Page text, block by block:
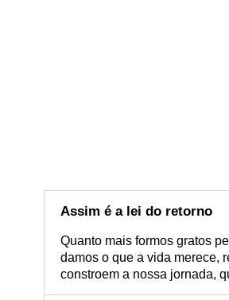
Assim é a lei do retorno
Quanto mais formos gratos
damos o que a vida merece,
constroem a nossa jornada,